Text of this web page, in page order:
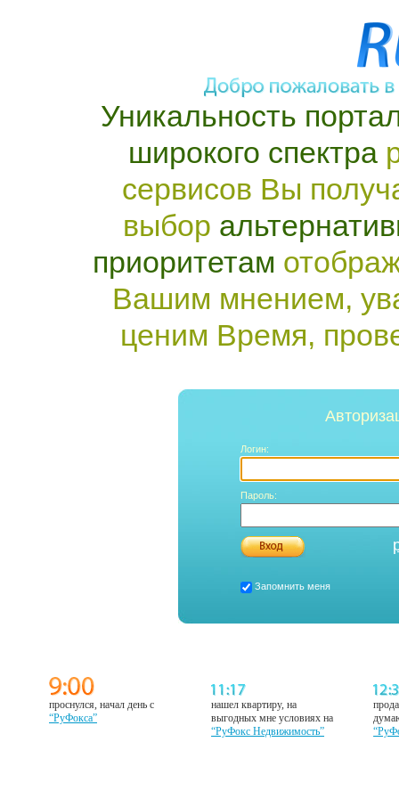
Уникальность
широкого спектра
сервисов Вы
выбор
приоритетам
Вашим мнением,
ценим Время,
Логин:
Пароль:
Запомнить меня
проснулся, начал день с
“РуФокса”
нашел квартиру, на
выгодных мне условиях на
“РуФокс Недвижимость”